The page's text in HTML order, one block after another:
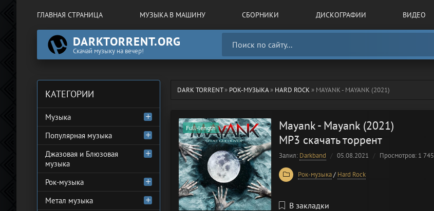
ГЛАВНАЯ СТРАНИЦА МУЗЫКА В МАШИНУ СБОРНИКИ ДИСКОГРАФИИ ВИДЕО
DARKTORRENT.ORG
Скачай музыку на вечер!
DARK TORRENT» РОК-МУЗЫКА» HARD ROCK» MAYANK - MAYANK (2021)
Mayank - Mayank (2021)
MP3 скачать торрент
Full-length
Залил: Darkband 05.08.2021 Просмотров: 1 745
Рок-музыка/ Hard Rock
В закладки
КАТЕГОРИИ
Музыка
Популярная музыка
Джазовая и Блюзовая
музыка
Рок-музыка
Метал музыка